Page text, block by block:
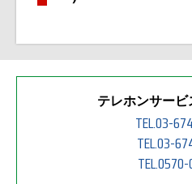
テレホンサービ
TEL.03-
TEL.03-
TEL.0570-